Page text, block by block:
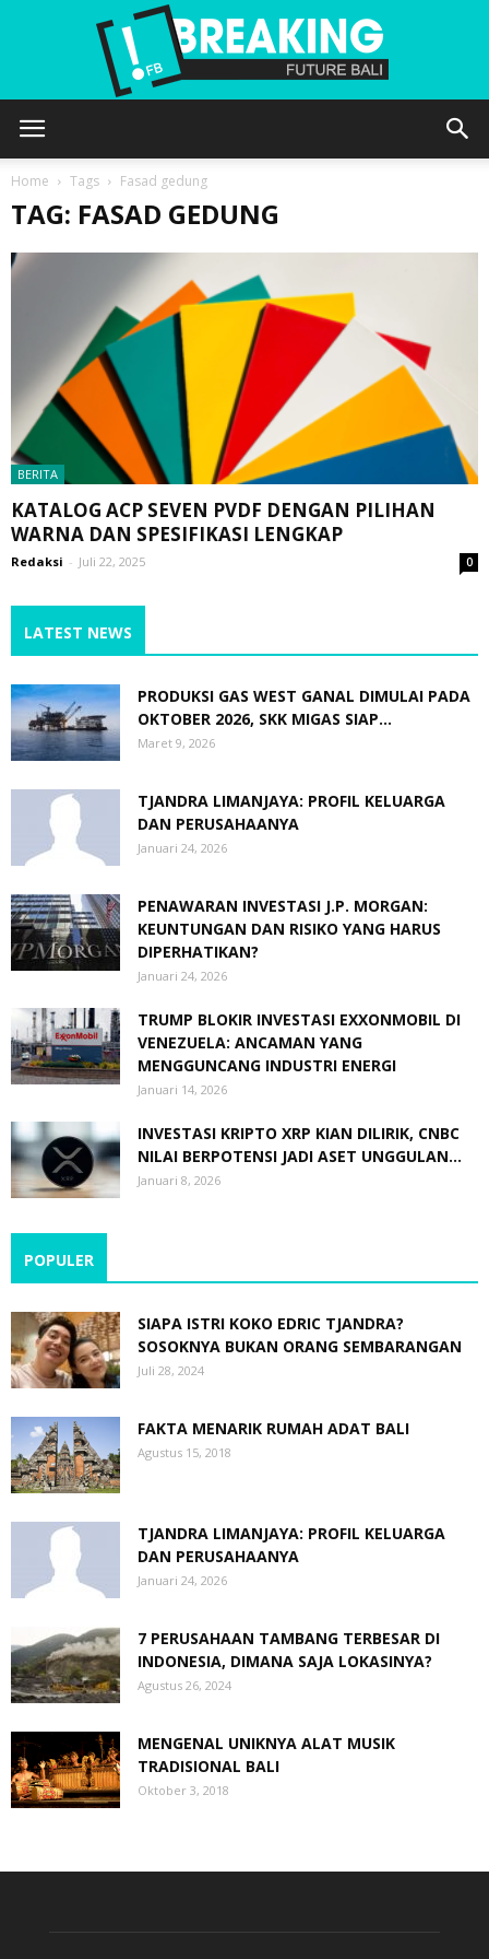
Home Tags Fasad gedung
TAG: FASAD GEDUNG
BERITA
KATALOG ACP SEVEN PVDF DENGAN PILIHAN
WARNA DAN SPESIFIKASI LENGKAP
Redaksi - Juli 22, 2025 0
LATEST NEWS
PRODUKSI GAS WEST GANAL DIMULAI PADA
OKTOBER 2026, SKK MIGAS SIAP...
Maret 9, 2026
TJANDRA LIMANJAYA: PROFIL KELUARGA
DAN PERUSAHAANYA
Januari 24, 2026
PENAWARAN INVESTASI J.P. MORGAN:
KEUNTUNGAN DAN RISIKO YANG HARUS
DIPERHATIKAN?
Januari 24, 2026
TRUMP BLOKIR INVESTASI EXXONMOBIL DI
VENEZUELA: ANCAMAN YANG
MENGGUNCANG INDUSTRI ENERGI
Januari 14, 2026
INVESTASI KRIPTO XRP KIAN DILIRIK, CNBC
NILAI BERPOTENSI JADI ASET UNGGULAN...
Januari 8, 2026
POPULER
SIAPA ISTRI KOKO EDRIC TJANDRA?
SOSOKNYA BUKAN ORANG SEMBARANGAN
Juli 28, 2024
FAKTA MENARIK RUMAH ADAT BALI
Agustus 15, 2018
TJANDRA LIMANJAYA: PROFIL KELUARGA
DAN PERUSAHAANYA
Januari 24, 2026
7 PERUSAHAAN TAMBANG TERBESAR DI
INDONESIA, DIMANA SAJA LOKASINYA?
Agustus 26, 2024
MENGENAL UNIKNYA ALAT MUSIK
TRADISIONAL BALI
Oktober 3, 2018